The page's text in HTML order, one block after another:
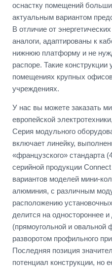
оснастку помещений
актуальным вариантом
В отличие от
аналоги, адаптированы к
нижнюю платформу и не
распоре. Такие
помещениях крупных
учреждениях.
У нас вы можете заказать
европейской
Серия модульного
включает линейку,
«французского» стандарта
серийной продукции
вариантов моделей мини-
алюминия, с различным
расположению
делится на одностороннее
(прямоугольной и овальной
разворотом профильного
Последняя позиция
потенциал конструкции, но